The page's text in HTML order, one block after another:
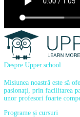
Despre Upper.school
Misiunea noastră este să
pasionați, prin facilitarea
unor profesori foarte
Programe și cursuri